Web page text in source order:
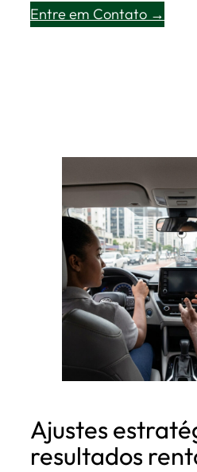
Entre em Contato →
Ajustes
resultados